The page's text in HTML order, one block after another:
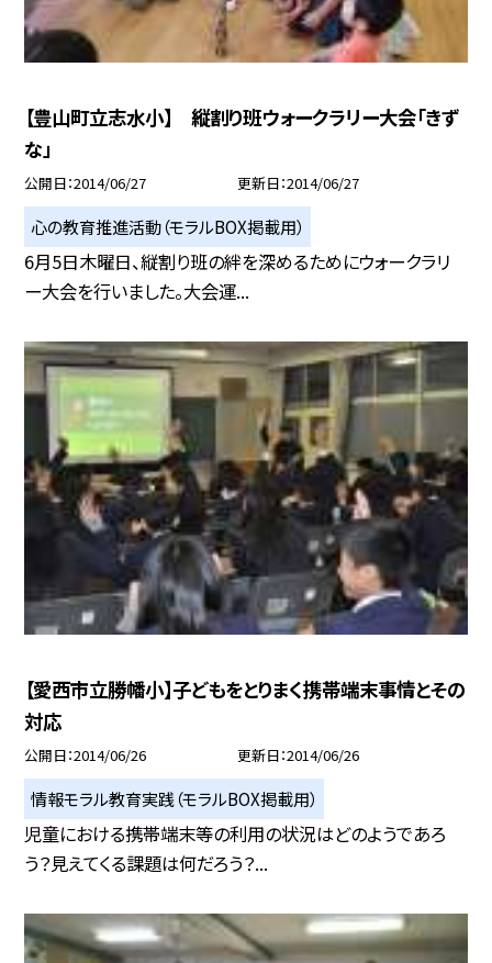
【豊山町立志水小】 縦割り班ウォークラリー大会「きず
な」
公開日 2014/06/27 更新日 2014/06/27
心の教育推進活動（モラルBOX掲載用）
6月5日木曜日、縦割り班の絆を深めるためにウォークラリ
ー大会を行いました。大会運...
【愛西市立勝幡小】子どもをとりまく携帯端末事情とその
対応
公開日 2014/06/26 更新日 2014/06/26
情報モラル教育実践（モラルBOX掲載用）
児童における携帯端末等の利用の状況はどのようであろ
う？見えてくる課題は何だろう？...